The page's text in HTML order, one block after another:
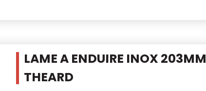
LAME A ENDUIRE INOX 203MM
THEARD